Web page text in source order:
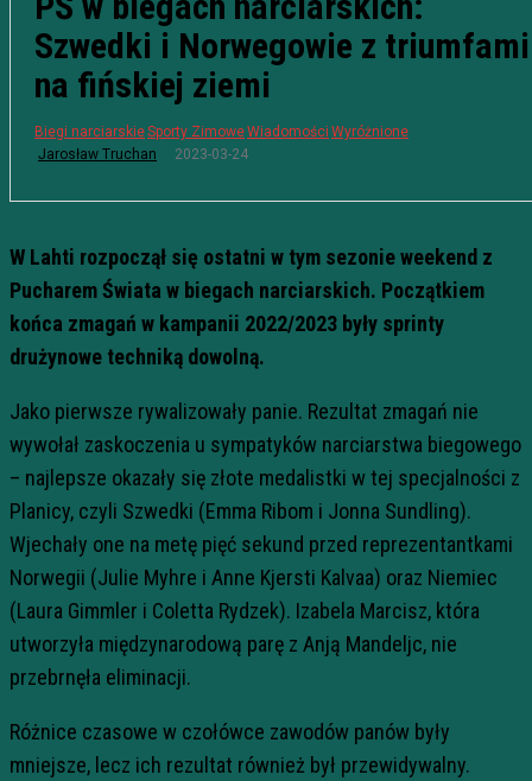
Szwedki i Norwegowie z triumfami
na fińskiej ziemi
Biegi narciarskieSporty ZimoweWiadomości Wyróżnione
Jarosław Truchan
2023-03-24
W Lahti rozpoczął się ostatni w tym sezonie weekend z
Pucharem Świata w biegach narciarskich. Początkiem
końca zmagań w kampanii 2022/2023 były sprinty
drużynowe techniką dowolną.
Jako pierwsze rywalizowały panie. Rezultat zmagań nie
wywołał zaskoczenia u sympatyków narciarstwa biegowego
– najlepsze okazały się złote medalistki w tej specjalności z
Planicy, czyli Szwedki (Emma Ribom i Jonna Sundling).
Wjechały one na metę pięć sekund przed reprezentantkami
Norwegii (Julie Myhre i Anne Kjersti Kalvaa) oraz Niemiec
(Laura Gimmler i Coletta Rydzek). Izabela Marcisz, która
utworzyła międzynarodową parę z Anją Mandeljc, nie
przebrnęła eliminacji.
Różnice czasowe w czołówce zawodów panów były
mniejsze, lecz ich rezultat również był przewidywalny.